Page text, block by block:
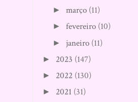
►março (11)
►fevereiro (10)
► janeiro (11)
► 2023 (147)
► 2022 (130)
► 2021 (31)